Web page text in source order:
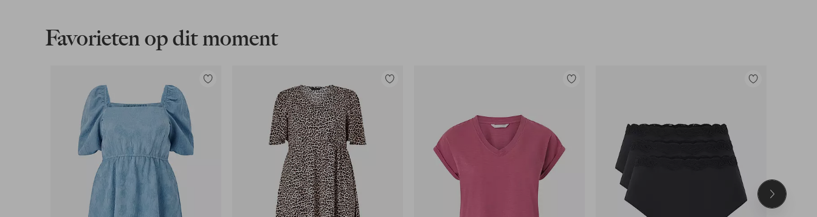
Favorieten op dit moment
Toevoegen
Toevoegen
Toevoegen
Toevoegen
Volgend